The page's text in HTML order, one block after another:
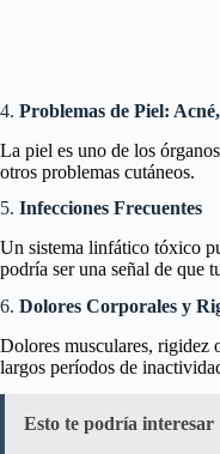
4. Problemas de Piel:
La piel es uno de los
otros problemas cutáneos.
5. Infecciones Frecuentes
Un sistema linfático tóxico
podría ser una señal de que
6. Dolores Corporales y
Dolores musculares, rigidez
largos períodos de
Esto te podría interesar